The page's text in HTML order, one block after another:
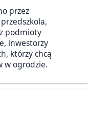
przez
podmioty
inwestorzy
którzy chcą
w ogrodzie.